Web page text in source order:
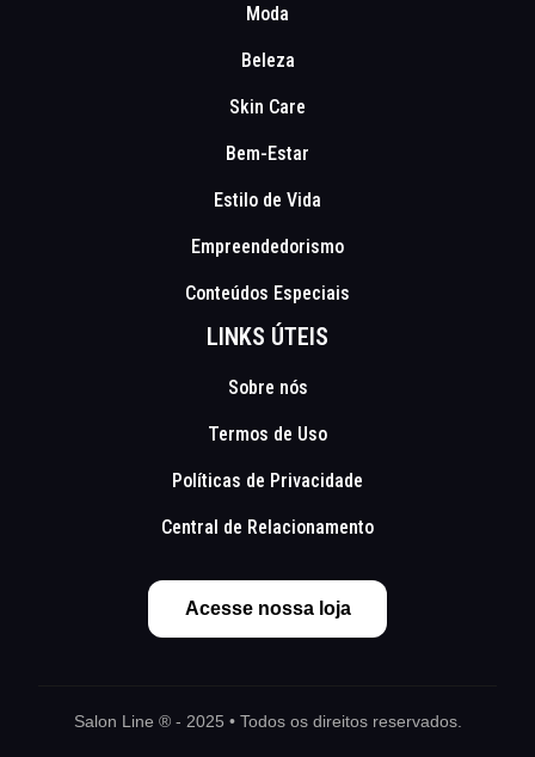
Moda
Beleza
Skin Care
Bem-Estar
Estilo de Vida
Empreendedorismo
Conteúdos Especiais
LINKS ÚTEIS
Sobre nós
Termos de Uso
Políticas de Privacidade
Central de Relacionamento
Acesse nossa loja
Salon Line ® - 2025 • Todos os direitos reservados.